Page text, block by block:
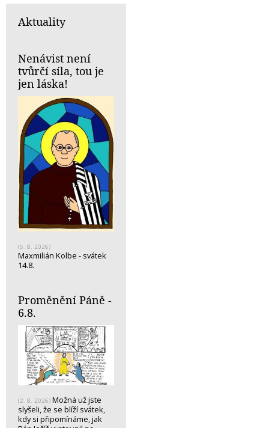
Aktuality
Nenávist není
tvůrčí síla, tou je
jen láska!
(5. 8. 2026)
Maxmilián Kolbe - svátek
14.8.
Proměnění Páně -
6.8.
(2. 8. 2026) Možná už jste
slyšeli, že se blíží svátek,
kdy si připomínáme, jak